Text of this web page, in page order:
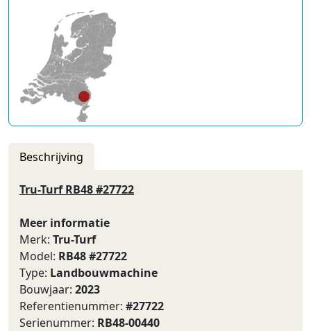
Beschrijving
Tru-Turf RB48 #27722
Meer informatie
Merk: Tru-Turf
Model: RB48 #27722
Type: Landbouwmachine
Bouwjaar: 2023
Referentienummer: #27722
Serienummer: RB48-00440